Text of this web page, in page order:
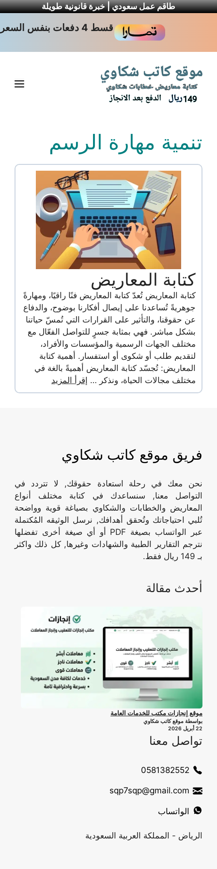
طاقم عمل سعودي | خبرة قانونية طويلة
قسط 4 دفعات بنفس السعر
تنمية مهارة الرسم
كتابة المعاريض
كتابة المعاريض تُعدّ كتابة المعاريض فنًا راقيًا، ومهارةً
جوهريةً تُساعدنا على إيصال أفكارنا بوضوح، والدفاع
عن حقوقنا، والتأثير على القرارات التي تُمسّ حياتنا
بشكل مباشر. فهي بمثابة جسرٍ للتواصل الفعّال مع
مختلف الجهات الرسمية والمؤسسات والأفراد،
لتقديم طلب أو شكوى أو استفسار. أهمية كتابة
المعاريض: تُجسّد كتابة المعاريض أهميةً بالغة في
مختلف مجالات الحياة، ونذكر … إقرأ المزيد
فريق موقع كاتب شكاوي
نحن معك في رحلة استعادة حقوقك, لا تتردد في
التواصل معنا, سنساعدك في كتابة مختلف أنواع
المعاريض والخطابات والشكاوي بصياغة قوية وواضحة
تُلبي احتياجاتك وتُحقق أهدافك, نرسل الوثيقه المُكتملة
عبر الواتساب بصيغة PDF أو أي صيغة أخرى تفضلها
نترجم التقارير الطبية والشهادات وغيرها, كل ذلك واكثر
بـ 149 ريال فقط.
أحدث مقالة
موقع إنجازات مكتب للخدمات العامة
بواسطة موقع كاتب شكاوي
22 أبريل 2026
تواصل معنا
0581382552
sqp7sqp@gmail.com
الواتساب
الرياض - المملكة العربية السعودية